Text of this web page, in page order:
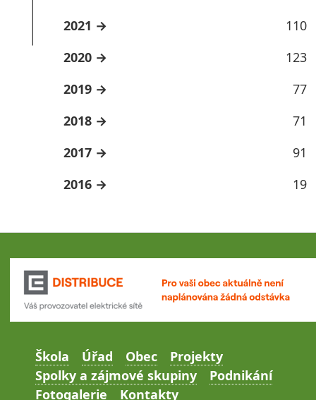
2021
110
2020
123
2019
77
2018
71
2017
91
2016
19
Škola Úřad Obec
Projekty
Spolky a zájmové skupiny
Podnikání
Fotogalerie
Kontakty